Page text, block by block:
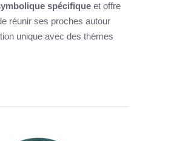
spécifique et offre
réunir ses proches autour
unique avec des thèmes